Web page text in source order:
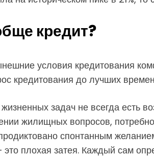
кредит?
условия кредитования
кредитования до лучших
задач не всегда есть
жилищных вопросов,
спонтанным
плохая затея. Каждый сам